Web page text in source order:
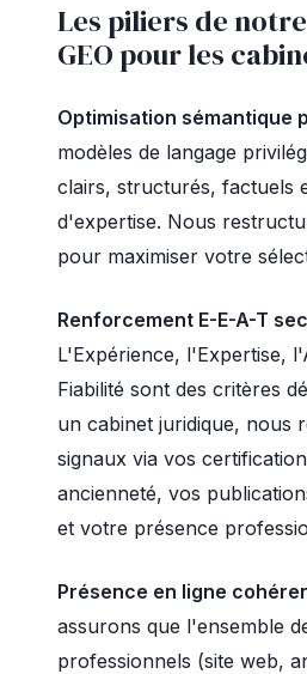
Les piliers de
GEO pour les
Optimisation sémantique
modèles de langage
clairs, structurés, factuels
d'expertise. Nous
pour maximiser votre
Renforcement E-E-A-T
L'Expérience, l'Expertise,
Fiabilité sont des critères
un cabinet juridique, nous
signaux via vos
ancienneté, vos
et votre présence
Présence en ligne
assurons que l'ensemble
professionnels (site web,